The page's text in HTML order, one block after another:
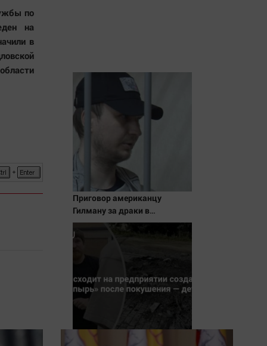
по
на
в
Приговор американцу
Гилману за драки в
воронежском СИЗО
потребовали ужесточить -